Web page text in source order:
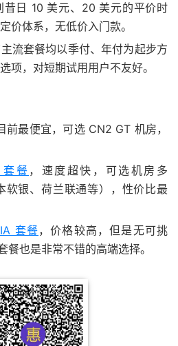
昔日 10 美元、20 美元的平价时
价体系，无低价入门款。
流套餐均以季付、年付为起步方
项，对短期试用用户不友好。
前最便宜，可选 CN2 GT 机房，
套餐，速度超快，可选机房多
软银、荷兰联通等），性价比最
套餐，价格较高，但是无可挑
也是非常不错的高端选择。